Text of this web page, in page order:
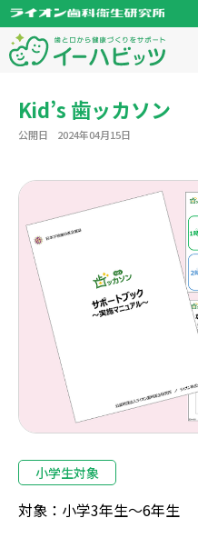
Kid’s 歯ッカソン
公開日 2024年04月15日
小学生対象
対象：小学3年生～6年生